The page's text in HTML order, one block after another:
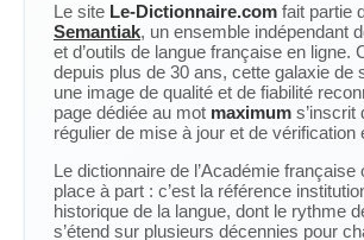
Le site Le-Dictionnaire.com fait partie
Semantiak, un ensemble indépendant
et d’outils de langue française en ligne.
depuis plus de 30 ans, cette galaxie de
une image de qualité et de fiabilité
page dédiée au mot maximum s’inscrit
régulier de mise à jour et de vérification
Le dictionnaire de l’Académie française
place à part : c’est la référence
historique de la langue, dont le rythme
s’étend sur plusieurs décennies pour